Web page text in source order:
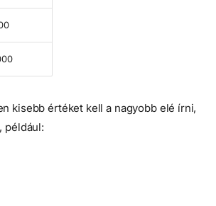
kisebb értéket kell a nagyobb elé írni,
például: